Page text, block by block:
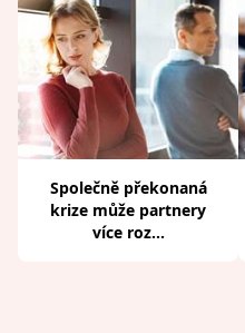
Společně překonaná
krize může partnery
více roz...